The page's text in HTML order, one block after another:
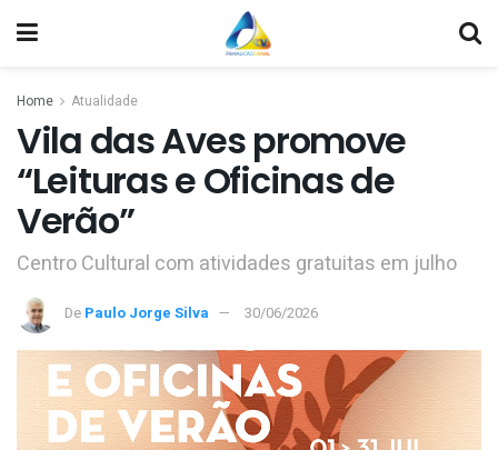
Home Atualidade
Vila das Aves promove
“Leituras e Oficinas de
Verão”
Centro Cultural com atividades gratuitas em julho
De Paulo Jorge Silva 30/06/2026